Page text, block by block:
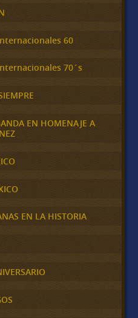
60
70´s
EN HOMENAJE A
EN LA HISTORIA